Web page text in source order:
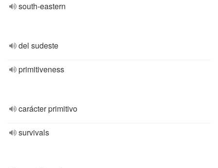
south-eastern
del sudeste
primitiveness
carácter primitivo
survivals